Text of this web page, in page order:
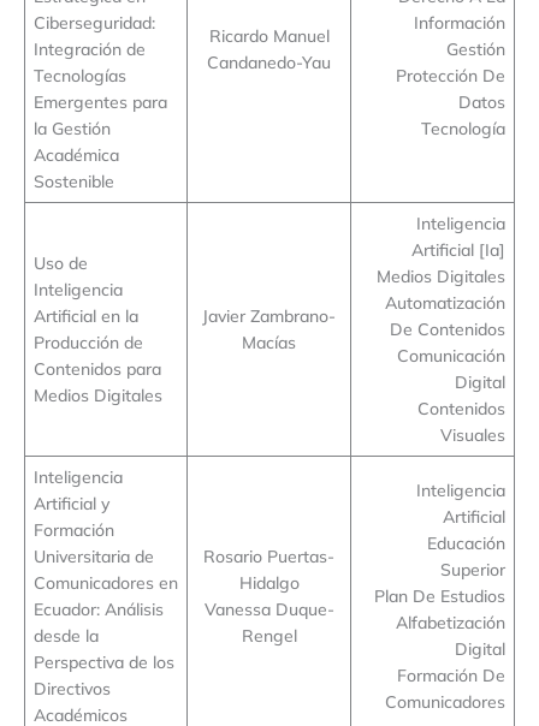
Ciberseguridad:
Integración de
Tecnologías
Emergentes para
la Gestión
Académica
Sostenible
Ricardo Manuel
Candanedo-Yau
Información
Gestión
Protección De
Datos
Tecnología
Uso de
Inteligencia
Artificial en la
Producción de
Contenidos para
Medios Digitales
Javier Zambrano-
Macías
Inteligencia
Artificial [Ia]
Medios Digitales
Automatización
De Contenidos
Comunicación
Digital
Contenidos
Visuales
Inteligencia
Artificial y
Formación
Universitaria de
Comunicadores en
Ecuador: Análisis
desde la
Perspectiva de los
Directivos
Académicos
Rosario Puertas-
Hidalgo
Vanessa Duque-
Rengel
Inteligencia
Artificial
Educación
Superior
Plan De Estudios
Alfabetización
Digital
Formación De
Comunicadores